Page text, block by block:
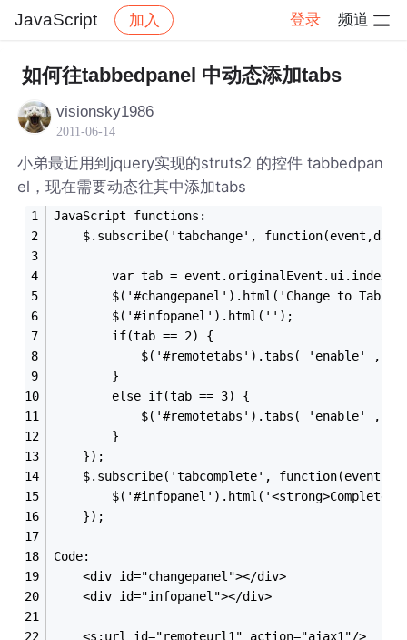
JavaScript 加入 登录 频道
社区 JavaScript 帖子详情
如何往tabbedpanel 中动态添加tabs
visionsky1986
2011-06-14
小弟最近用到jquery实现的struts2 的控件 tabbedpan
el，现在需要动态往其中添加tabs
JavaScript functions:
$.subscribe('tabchange',
        var tab = event.originalEvent.ui.index;
$('#changepanel').html('Change to Tab
        $('#infopanel').html('');
        if(tab == 2) {
$('#remotetabs').tabs( 'enable' , 3
        }
        else if(tab == 3) {
$('#remotetabs').tabs( 'enable' , 4
        }
    });
$.subscribe('tabcomplete',
$('#infopanel').html('<strong>Completed
    });
Code:
    <div id="changepanel"></div>
    <div id="infopanel"></div>
    <s:url id="remoteurl1" action="ajax1"/>